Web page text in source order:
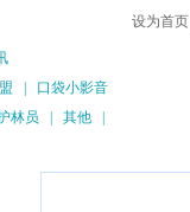
设为首页
口袋小影音
林员 其他